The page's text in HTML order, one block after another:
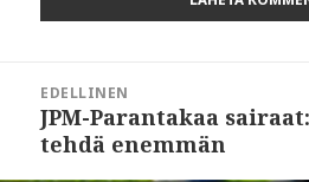
EDELLINEN
Edellinen
artikkeli:
JPM-Parantakaa
tehdä enemmän